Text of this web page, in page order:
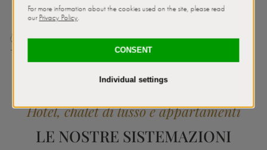
Hotel, chalet di lusso e appartamenti
LE NOSTRE SISTEMAZIONI